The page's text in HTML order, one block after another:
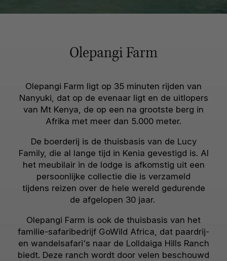
Olepangi Farm
Olepangi Farm ligt op 35 minuten rijden van
Nanyuki, dat op de evenaar ligt en de uitlopers
van Mt Kenya, de op een na grootste berg in
Afrika met meer dan 5.000 meter.
De boerderij is de thuisbasis van de Lucy
Family, die al lange tijd in Kenia gevestigd is. Al
het meubilair in de lodge is afkomstig uit een
persoonlijke collectie die is verzameld
tijdens reizen over de hele wereld gedurende
de afgelopen 30 jaar.
Olepangi Farm is ook de thuisbasis van het
familie-safaribedrijf GoWild Africa, dat paardrij-
en wandelsafari's naar de Lolldaiga Hills Ranch
biedt. Deze ranch wordt door velen beschouwd